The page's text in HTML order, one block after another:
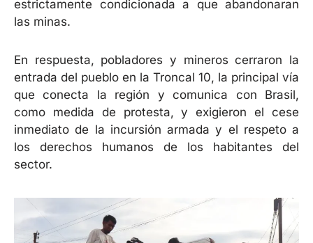
estrictamente condicionada a que abandonaran
las minas.
En respuesta, pobladores y mineros cerraron la
entrada del pueblo en la Troncal 10, la principal vía
que conecta la región y comunica con Brasil,
como medida de protesta, y exigieron el cese
inmediato de la incursión armada y el respeto a
los derechos humanos de los habitantes del
sector.